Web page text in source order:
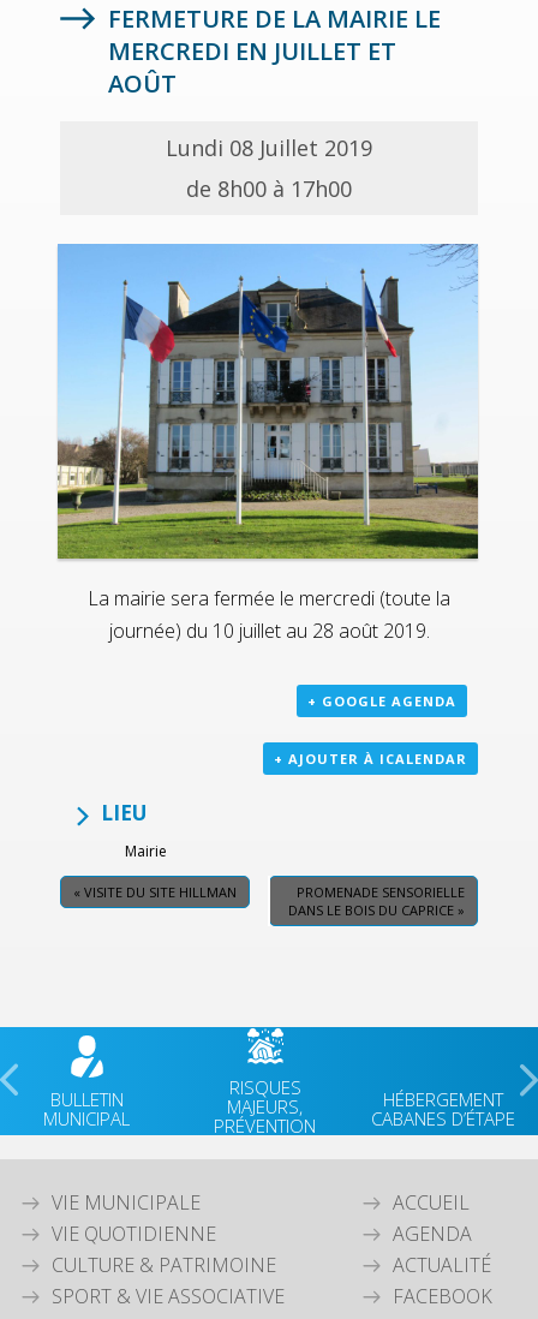
FERMETURE DE LA MAIRIE LE
MERCREDI EN JUILLET ET
AOÛT
Lundi 08 Juillet 2019
de 8h00 à 17h00
La mairie sera fermée le mercredi (toute la
journée) du 10 juillet au 28 août 2019.
+ GOOGLE AGENDA
+ AJOUTER À ICALENDAR
LIEU
Mairie
« VISITE DU SITE HILLMAN
PROMENADE SENSORIELLE
DANS LE BOIS DU CAPRICE »
BULLETIN
MUNICIPAL
RISQUES
MAJEURS,
PRÉVENTION
HÉBERGEMENT
CABANES D’ÉTAPE
VIE MUNICIPALE
VIE QUOTIDIENNE
CULTURE & PATRIMOINE
SPORT & VIE ASSOCIATIVE
ACCUEIL
AGENDA
ACTUALITÉ
FACEBOOK